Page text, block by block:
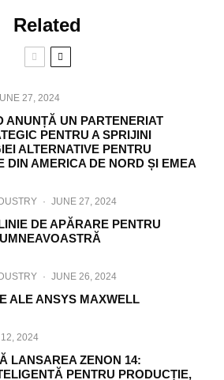
Related
27, 2024
ANUNȚĂ UN PARTENERIAT
PENTRU A SPRIJINI
ALTERNATIVE PENTRU
DIN AMERICA DE NORD ȘI EMEA
· JUNE 27, 2024
DE APĂRARE PENTRU
· JUNE 26, 2024
ALE ANSYS MAXWELL
2024
LANSAREA ZENON 14:
PENTRU PRODUCȚIE,